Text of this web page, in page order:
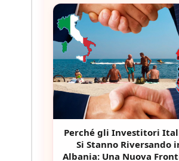
Perché gli Investitori
Si Stanno Riversando
Albania: Una Nuova